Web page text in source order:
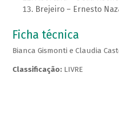
Brejeiro – Ernesto
Ficha técnica
Bianca Gismonti e Claudia
Classificação:LIVRE